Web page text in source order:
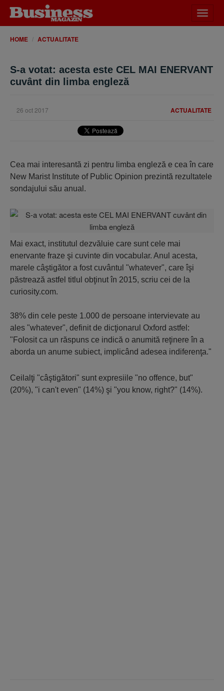
meniu
HOME ACTUALITATE
S-a votat: acesta este CEL MAI ENERVANT
cuvânt din limba engleză
ACTUALITATE
26 oct 2017
Cea mai interesantă zi pentru limba engleză e cea în care
New Marist Institute of Public Opinion prezintă rezultatele
sondajului său anual.
Mai exact, institutul dezvăluie care sunt cele mai
enervante fraze şi cuvinte din vocabular. Anul acesta,
marele câştigător a fost cuvântul "whatever", care îşi
păstrează astfel titlul obţinut în 2015, scriu cei de la
curiosity.com.
38% din cele peste 1.000 de persoane intervievate au
ales "whatever", definit de dicţionarul Oxford astfel:
"Folosit ca un răspuns ce indică o anumită reţinere în a
aborda un anume subiect, implicând adesea indiferenţa."
Ceilalţi "câştigători" sunt expresiile "no offence, but"
(20%), "i can't even" (14%) şi "you know, right?" (14%).